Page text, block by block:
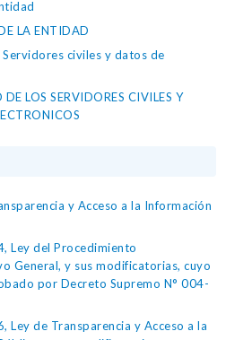
LA ENTIDAD
civiles y datos de
LOS SERVIDORES CIVILES Y
y Acceso a la Información
Ley del Procedimiento
General, y sus modificatorias, cuyo
por Decreto Supremo N° 004-
Ley de Transparencia y Acceso a la